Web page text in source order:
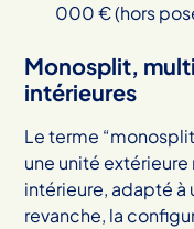
000 € (hors
Monosplit,
intérieures
Le terme
une unité
intérieure, adapté à
revanche, la